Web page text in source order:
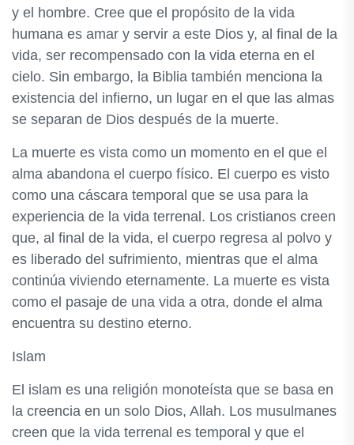
y el hombre. Cree que el propósito de la vida
humana es amar y servir a este Dios y, al final de la
vida, ser recompensado con la vida eterna en el
cielo. Sin embargo, la Biblia también menciona la
existencia del infierno, un lugar en el que las almas
se separan de Dios después de la muerte.
La muerte es vista como un momento en el que el
alma abandona el cuerpo físico. El cuerpo es visto
como una cáscara temporal que se usa para la
experiencia de la vida terrenal. Los cristianos creen
que, al final de la vida, el cuerpo regresa al polvo y
es liberado del sufrimiento, mientras que el alma
continúa viviendo eternamente. La muerte es vista
como el pasaje de una vida a otra, donde el alma
encuentra su destino eterno.
Islam
El islam es una religión monoteísta que se basa en
la creencia en un solo Dios, Allah. Los musulmanes
creen que la vida terrenal es temporal y que el